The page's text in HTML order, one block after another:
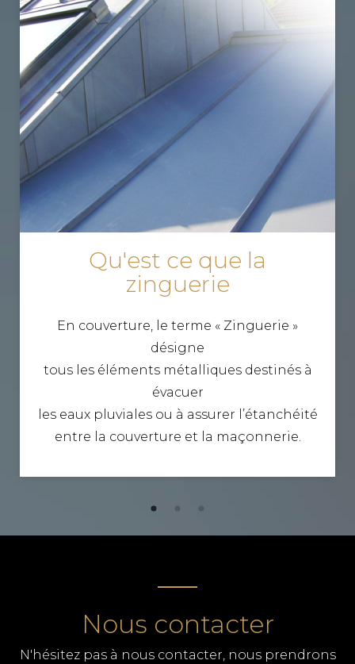
Qu'est ce que la
zinguerie
En couverture, le terme « Zinguerie »
désigne
tous les éléments métalliques destinés à
évacuer
les eaux pluviales ou à assurer l’étanchéité
entre la couverture et la maçonnerie.
Nous contacter
N'hésitez pas à nous contacter, nous prendrons